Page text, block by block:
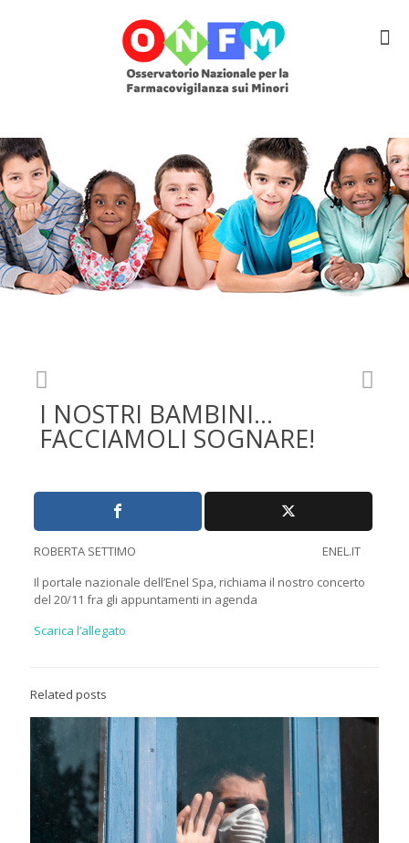
I NOSTRI BAMBINI…
FACCIAMOLI SOGNARE!
ROBERTA SETTIMO ENEL.IT
Il portale nazionale dell’Enel Spa, richiama il nostro concerto
del 20/11 fra gli appuntamenti in agenda
Scarica l’allegato
Related posts